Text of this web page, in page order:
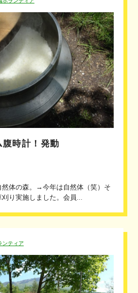
腹時計！発動
然体の森。→今年は自然体（笑）そ
り実施しました。会員...
ンティア